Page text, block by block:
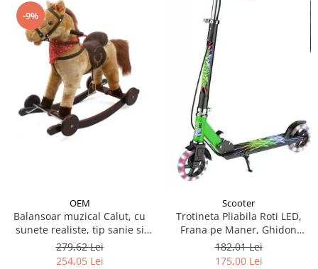
-9%
OEM
Balansoar muzical Calut, cu
sunete realiste, tip sanie si
roti - Crem
279,62 Lei
254,05 Lei
Scooter
Trotineta Pliabila Roti LED,
Frana pe Maner, Ghidon
Reglabil - Verde
182,01 Lei
175,00 Lei